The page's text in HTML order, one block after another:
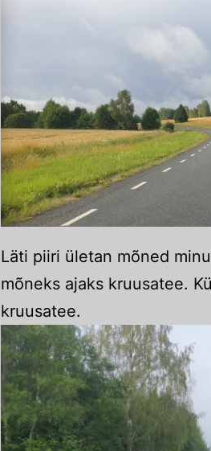
Läti piiri ületan mõned
mõneks ajaks kruusatee.
kruusatee.